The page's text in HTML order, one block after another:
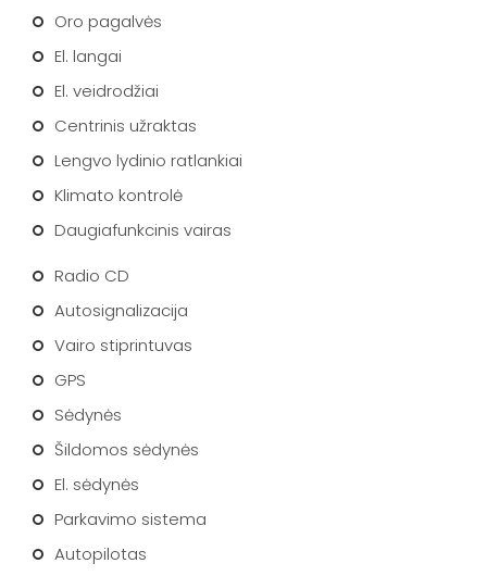
Oro pagalvės
El. langai
El. veidrodžiai
Centrinis užraktas
Lengvo lydinio ratlankiai
Klimato kontrolė
Daugiafunkcinis vairas
Radio CD
Autosignalizacija
Vairo stiprintuvas
GPS
Sėdynės
Šildomos sėdynės
El. sėdynės
Parkavimo sistema
Autopilotas